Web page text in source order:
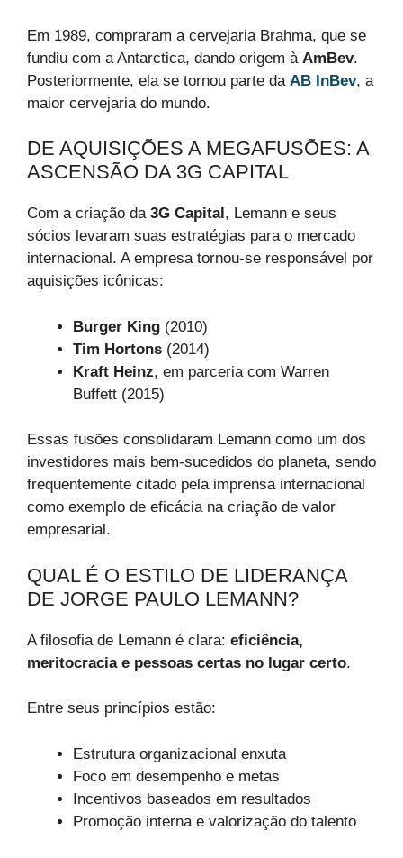
Em 1989, compraram a cervejaria Brahma, que se
fundiu com a Antarctica, dando origem à AmBev.
Posteriormente, ela se tornou parte da AB InBev, a
maior cervejaria do mundo.
DE AQUISIÇÕES A MEGAFUSÕES: A
ASCENSÃO DA 3G CAPITAL
Com a criação da 3G Capital , Lemann e seus
sócios levaram suas estratégias para o mercado
internacional. A empresa tornou-se responsável por
aquisições icônicas:
Burger King (2010)
Tim Hortons (2014)
Kraft Heinz, em parceria com Warren
Buffett (2015)
Essas fusões consolidaram Lemann como um dos
investidores mais bem-sucedidos do planeta, sendo
frequentemente citado pela imprensa internacional
como exemplo de eficácia na criação de valor
empresarial.
QUAL É O ESTILO DE LIDERANÇA
DE JORGE PAULO LEMANN?
A filosofia de Lemann é clara: eficiência,
meritocracia e pessoas certas no lugar certo.
Entre seus princípios estão:
Estrutura organizacional enxuta
Foco em desempenho e metas
Incentivos baseados em resultados
Promoção interna e valorização do talento